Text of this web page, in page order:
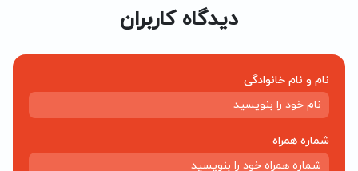
دیدگاه کاربران
نام و نام خانوادگی
شماره همراه